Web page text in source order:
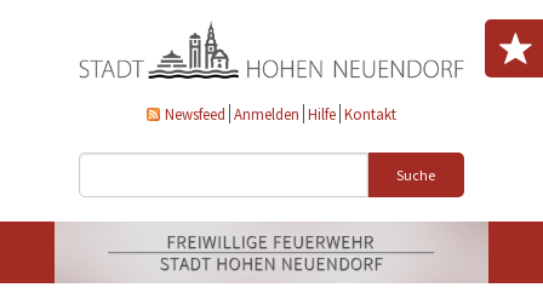
Newsfeed Anmelden Hilfe Kontakt
Suche